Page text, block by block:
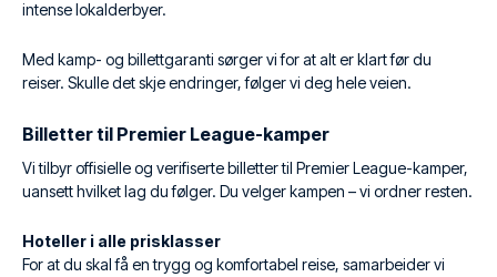
intense lokalderbyer.
Med kamp- og billettgaranti sørger vi for at alt er klart før du
reiser. Skulle det skje endringer, følger vi deg hele veien.
Billetter til Premier League-kamper
Vi tilbyr offisielle og verifiserte billetter til Premier League-kamper,
uansett hvilket lag du følger. Du velger kampen – vi ordner resten.
Hoteller i alle prisklasser
For at du skal få en trygg og komfortabel reise, samarbeider vi